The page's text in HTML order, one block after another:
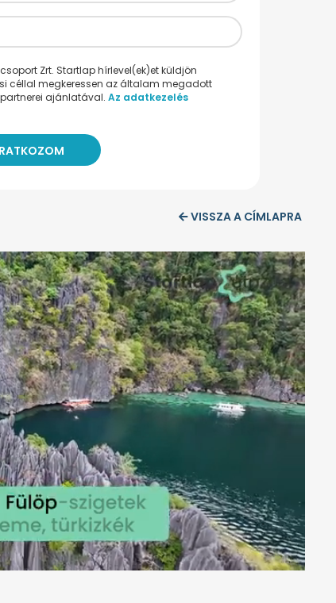
Zrt. Startlap hírlevel(ek)et küldjön
céllal megkeressen az általam megadott
ajánlatával. Az adatkezelés
VISSZA A CÍMLAPRA